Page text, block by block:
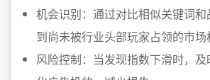
机会识别：通过对比相似关键词
到尚未被行业头部玩家占领的市场
风险控制：当发现指数下滑时，